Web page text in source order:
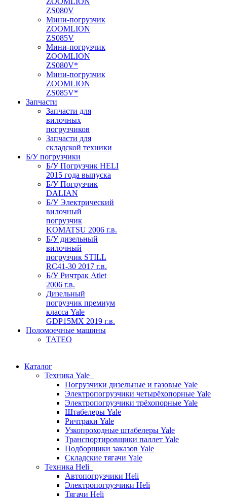
ZS080V
Мини-погрузчик
ZOOMLION
ZS085V
Мини-погрузчик
ZOOMLION
ZS080V*
Мини-погрузчик
ZOOMLION
ZS085V*
Запчасти
Запчасти для
вилочных
погрузчиков
Запчасти для
складской техники
Б/У погрузчики
Б/У Погрузчик HELI
2015 года выпуска
Б/У Погрузчик
DALIAN
Б/У Электрический
вилочный
погрузчик
KOMATSU 2006 г.в.
Б/У дизельный
вилочный
погрузчик STILL
RC41-30 2017 г.в.
Б/У Ричтрак Atlet
2006 г.в.
Дизельный
погрузчик премиум
класса Yale
GDP15MX 2019 г.в.
Поломоечные машины
TATEO
Каталог
Техника Yale
Погрузчики дизельные и газовые Yale
Электропогрузчики четырёхопорные Yale
Электропогрузчики трёхопорные Yale
Штабелеры Yale
Ричтраки Yale
Узкопроходные штабелеры Yale
Транспортировщики паллет Yale
Подборщики заказов Yale
Складские тягачи Yale
Техника Heli
Автопогрузчики Heli
Электропогрузчики Heli
Тягачи Heli